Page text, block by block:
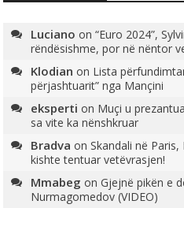
Luciano on“Euro 2024”,
rëndësishme, por në nëntor
Klodian on Lista
përjashtuarit” nga Mançini
eksperti on Muçi u
sa vite ka nënshkruar
Bradva onSkandali në
kishte tentuar vetëvrasjen!
Mmabeg onGjejnë pikën e
Nurmagomedov (VIDEO)